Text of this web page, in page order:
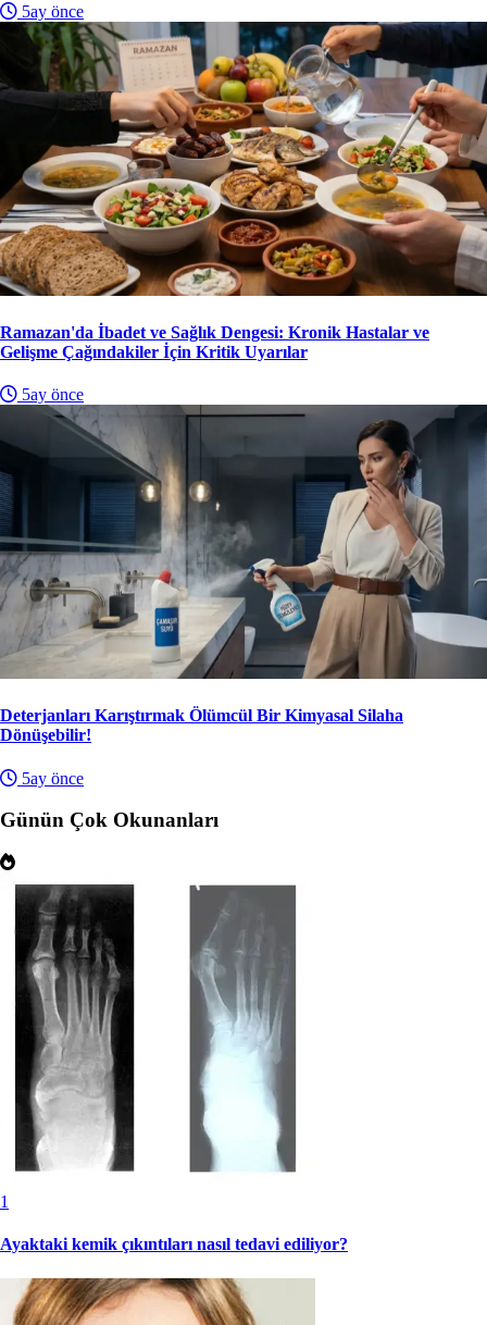
5ay önce
Ramazan'da İbadet ve Sağlık Dengesi: Kronik Hastalar ve
Gelişme Çağındakiler İçin Kritik Uyarılar
5ay önce
Deterjanları Karıştırmak Ölümcül Bir Kimyasal Silaha
Dönüşebilir!
5ay önce
Günün Çok Okunanları
1
Ayaktaki kemik çıkıntıları nasıl tedavi ediliyor?